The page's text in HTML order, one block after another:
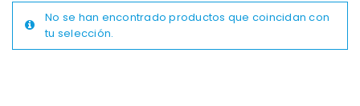
No se han encontrado productos que coincidan con
tu selección.